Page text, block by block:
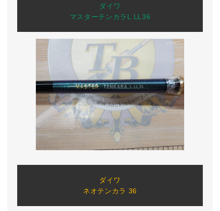
ダイワ
マスターテンカラL LL36
ダイワ
ネオテンカラ 36